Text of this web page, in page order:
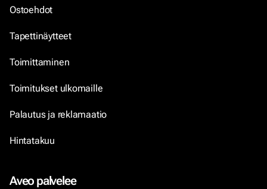
Ostoehdot
Tapettinäytteet
Toimittaminen
Toimitukset ulkomaille
Palautus ja reklamaatio
Hintatakuu
Aveo palvelee